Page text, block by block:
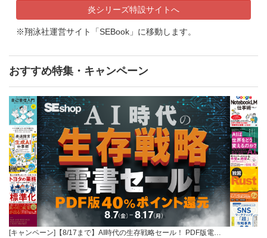
炎シリーズ特設サイトへ
※翔泳社運営サイト「SEBook」に移動します。
おすすめ特集・キャンペーン
[キャンペーン]【8/17まで】AI時代の生存戦略セール！ PDF版電…